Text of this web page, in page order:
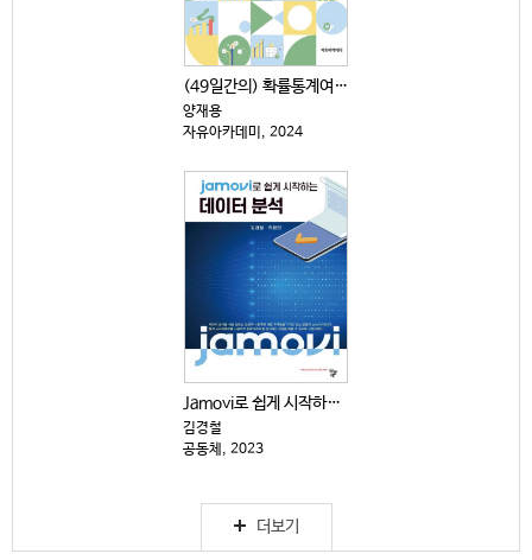
(49일간의) 확률통계여행 : 엑셀과 Jamovi 활용
양재용
자유아카데미, 2024
Jamovi로 쉽게 시작하는 데이터 분석
김경철
공동체, 2023
더보기